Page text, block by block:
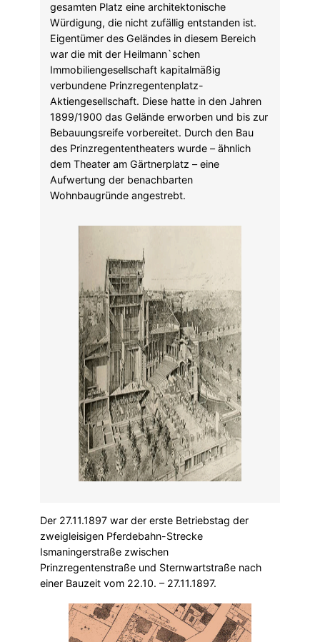
gesamten Platz eine architektonische
Würdigung, die nicht zufällig entstanden ist.
Eigentümer des Geländes in diesem Bereich
war die mit der Heilmann`schen
Immobiliengesellschaft kapitalmäßig
verbundene Prinzregentenplatz-
Aktiengesellschaft. Diese hatte in den Jahren
1899/1900 das Gelände erworben und bis zur
Bebauungsreife vorbereitet. Durch den Bau
des Prinzregententheaters wurde – ähnlich
dem Theater am Gärtnerplatz – eine
Aufwertung der benachbarten
Wohnbaugründe angestrebt.
Der 27.11.1897 war der erste Betriebstag der
zweigleisigen Pferdebahn-Strecke
Ismaningerstraße zwischen
Prinzregentenstraße und Sternwartstraße nach
einer Bauzeit vom 22.10. – 27.11.1897.